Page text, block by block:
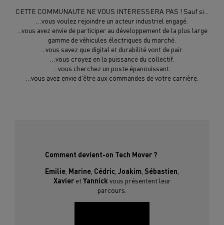
CETTE COMMUNAUTE NE VOUS INTERESSERA PAS ! Sauf si...
…vous voulez rejoindre un acteur industriel engagé.
...vous avez envie de participer au développement de la plus large
gamme de véhicules électriques du marché.
...vous savez que digital et durabilité vont de pair.
…vous croyez en la puissance du collectif.
...vous cherchez un poste épanouissant.
…vous avez envie d'être aux commandes de votre carrière.
Comment devient-on Tech Mover ?
Emilie Marine Cédric Joakim Sébastien
Xavier etYannick vous présentent leur
parcours.